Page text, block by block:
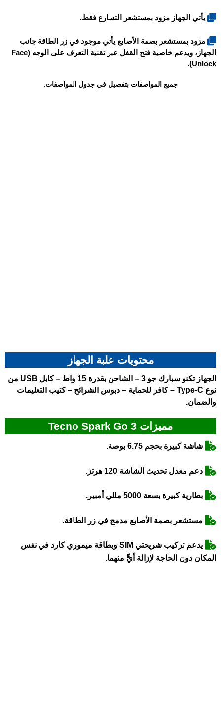
يأتي الجهاز مزود بمستشعر التسارع فقط.
مزود بمستشعر بصمة الأصابع يأتي موجود في زر الطاقة جانب
الجهاز، ويدعم خاصية فتح القفل عبر تقنية التعرف على الوجه (Face
Unlock).
جميع المواصفات بتفصيل في جدول المواصفات.
محتويات علبة الجهاز
الجهازتكنو سبارك جو 3
– الشاحن بقدرة 15 واط – كابل USB من
نوع Type-C – كافر للحماية – دبوس الشرائح – كتيب التعليمات
والضمان.
مميزات Tecno Spark Go 3
شاشة كبيرة بحجم 6.75 بوصة.
دعم معدل تحديث الشاشة 120 هرتز.
بطارية كبيرة بسعة 5000 مللي أمبير.
مستشعر بصمة الأصابع مدمج في زر الطاقة.
يدعم تركيب شريحتي SIM وبطاقة ميموري كارد في نفس
المكان دون الحاجة لإزالة أيٍّ منهما.